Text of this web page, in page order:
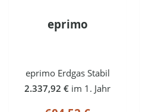
eprimo
eprimo Erdgas Stabil
2.337,92 € im 1. Jahr